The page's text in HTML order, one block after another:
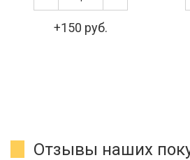
+150 руб.
Отзывы наших